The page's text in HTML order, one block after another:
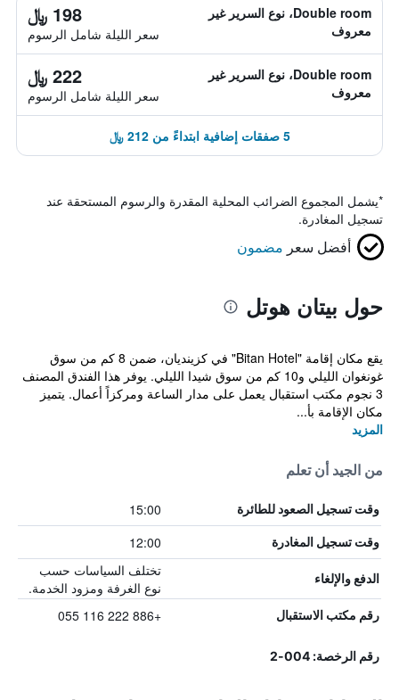
Double room، نوع السرير غير
معروف
198 ﷼
سعر الليلة شامل الرسوم
Double room، نوع السرير غير
معروف
222 ﷼
سعر الليلة شامل الرسوم
5 صفقات إضافية ابتداءً من 212 ﷼
*يشمل المجموع الضرائب المحلية المقدرة والرسوم المستحقة عند
تسجيل المغادرة.
أفضل سعر مضمون
حول بيتان هوتل
يقع مكان إقامة "Bitan Hotel" في كزينديان، ضمن 8 كم من سوق
غونغوان الليلي و10 كم من سوق شيدا الليلي. يوفر هذا الفندق المصنف
3 نجوم مكتب استقبال يعمل على مدار الساعة ومركزاً أعمال. يتميز
مكان الإقامة بأ...
المزيد
من الجيد أن تعلم
وقت تسجيل الصعود للطائرة 15:00
وقت تسجيل المغادرة 12:00
الدفع والإلغاء
تختلف السياسات حسب
نوع الغرفة ومزود الخدمة.
رقم مكتب الاستقبال +886 222 116 055
رقم الرخصة: 004-2